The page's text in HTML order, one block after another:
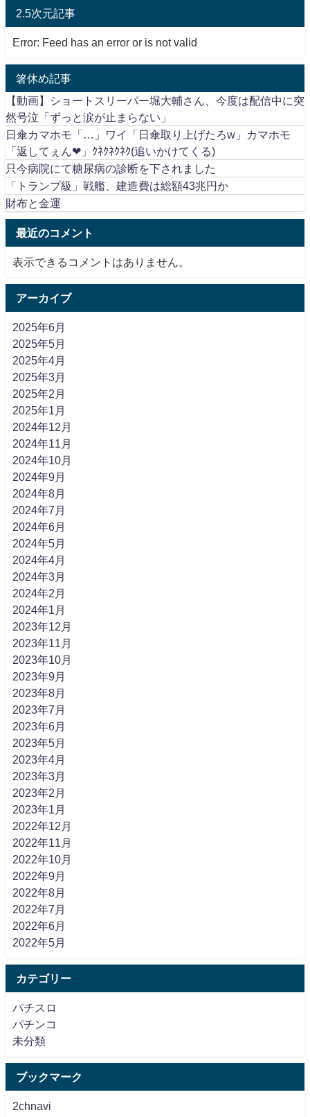
2.5次元記事
Error: Feed has an error or is not valid
箸休め記事
【動画】ショートスリーパー堀大輔さん、今度は配信中に突
然号泣「ずっと涙が止まらない」
日傘カマホモ「…」ワイ「日傘取り上げたろw」カマホモ
「返してぇん❤」ｸﾈｸﾈｸﾈｸ(追いかけてくる)
只今病院にて糖尿病の診断を下されました
「トランプ級」戦艦、建造費は総額43兆円か
財布と金運
最近のコメント
表示できるコメントはありません。
アーカイブ
2025年6月
2025年5月
2025年4月
2025年3月
2025年2月
2025年1月
2024年12月
2024年11月
2024年10月
2024年9月
2024年8月
2024年7月
2024年6月
2024年5月
2024年4月
2024年3月
2024年2月
2024年1月
2023年12月
2023年11月
2023年10月
2023年9月
2023年8月
2023年7月
2023年6月
2023年5月
2023年4月
2023年3月
2023年2月
2023年1月
2022年12月
2022年11月
2022年10月
2022年9月
2022年8月
2022年7月
2022年6月
2022年5月
カテゴリー
パチスロ
パチンコ
未分類
ブックマーク
2chnavi